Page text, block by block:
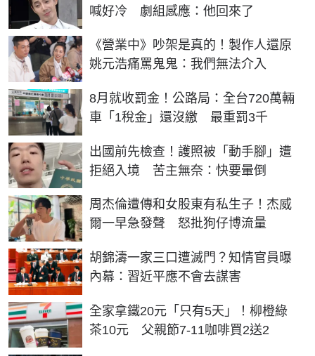
喊好冷 劇組感應：他回來了
《營業中》吵架是真的！製作人還原
姚元浩痛罵鬼鬼：我們無法介入
8月就收罰金！公路局：全台720萬輛
車「1稅金」還沒繳 最重罰3千
出國前先檢查！護照被「動手腳」遭
拒絕入境 苦主無奈：快要暈倒
周杰倫遭傳和女股東有私生子！杰威
爾一早急發聲 怒批狗仔博流量
胡錦濤一家三口遭滅門？知情官員曝
內幕：習近平應不會去謀害
全家拿鐵20元「只有5天」！柳橙綠
茶10元 父親節7-11咖啡買2送2